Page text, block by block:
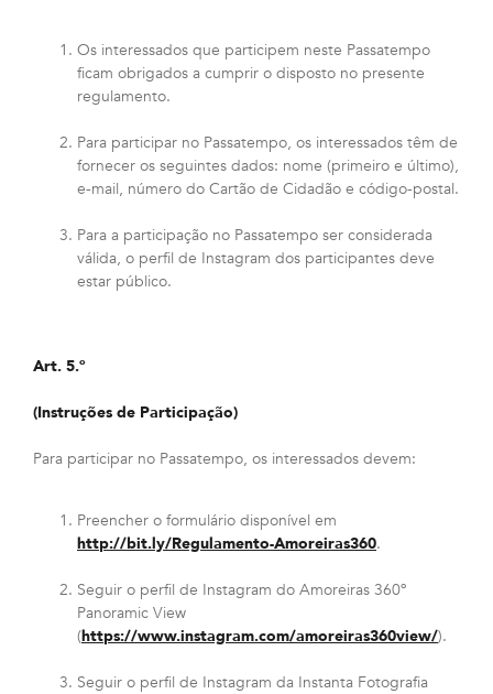
Os interessados que participem neste Passatempo
ficam obrigados a cumprir o disposto no presente
regulamento.
Para participar no Passatempo, os interessados têm de
fornecer os seguintes dados: nome (primeiro e último),
e-mail, número do Cartão de Cidadão e código-postal.
Para a participação no Passatempo ser considerada
válida, o perfil de Instagram dos participantes deve
estar público.
Art. 5.º
(Instruções de Participação)
Para participar no Passatempo, os interessados devem:
Preencher o formulário disponível em
http://bit.ly/Regulamento-Amoreiras360.
Seguir o perfil de Instagram do Amoreiras 360º
Panoramic View
(https://www.instagram.com/amoreiras360view/).
Seguir o perfil de Instagram da Instanta Fotografia